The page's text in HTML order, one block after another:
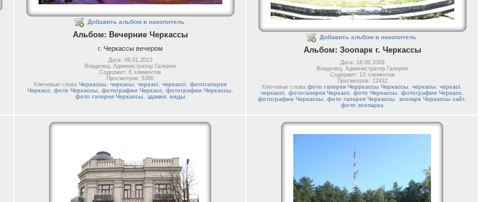
Добавить альбом в накопитель
Альбом: Вечерние Черкассы
г. Черкассы вечером
Дата: 08.01.2013
Владелец: Администратор Галереи
Содержит: 6 элементов
Просмотров: 5380
Ключевые слова Черкассы , черкасы , черкасі , черкассі , фотогалерея
Черкасс, фото Черкассы , фотографии Черкасс, фотографии Черкассы ,
фото галерея Черкассы , здания, виды
Добавить альбом в накопитель
Альбом: Зоопарк г. Черкассы
Дата: 18.09.2009
Владелец: Администратор Галереи
Содержит: 13 элементов
Просмотров: 12432
Ключевые слова фото галерея Черркассы Черкассы черкасы черкасі
черкассі
фотогалерея Черкасс фото Черкассы фотографии Черкасс
фотографии Черкассы
фото галерея Черкассы зоопарк Черкассы сайт
фото зоопарка